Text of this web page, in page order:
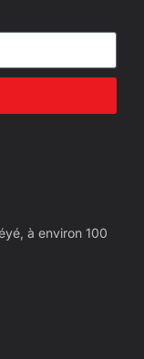
à environ 100